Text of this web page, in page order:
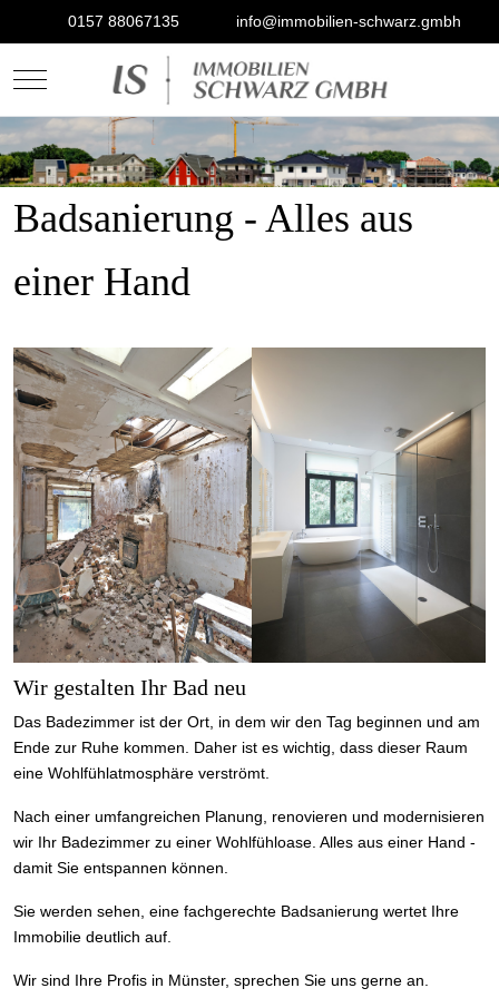
0157 88067135 info@immobilien-schwarz.gmbh
Mobile Menu Toggle
Badsanierung - Alles aus
einer Hand
Wir gestalten Ihr Bad neu
Das Badezimmer ist der Ort, in dem wir den Tag beginnen und am
Ende zur Ruhe kommen. Daher ist es wichtig, dass dieser Raum
eine Wohlfühlatmosphäre verströmt.
Nach einer umfangreichen Planung, renovieren und modernisieren
wir Ihr Badezimmer zu einer Wohlfühloase. Alles aus einer Hand -
damit Sie entspannen können.
Sie werden sehen, eine fachgerechte Badsanierung wertet Ihre
Immobilie deutlich auf.
Wir sind Ihre Profis in Münster, sprechen Sie uns gerne an.